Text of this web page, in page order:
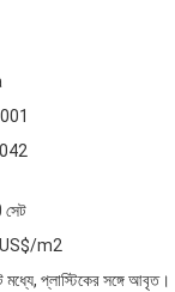
m2
মধ্যে, প্লাস্টিকের সঙ্গে আবৃত।